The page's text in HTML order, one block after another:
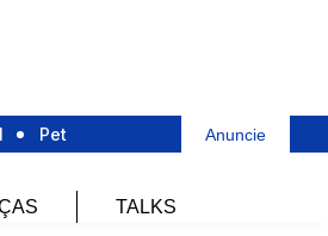
Pet Anuncie
TALKS